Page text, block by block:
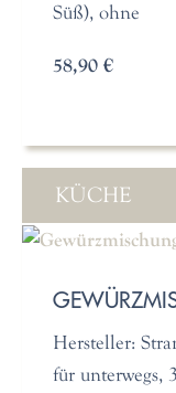
Süß), ohne
58,90 €
KÜCHE
Hersteller:
für unterwegs,